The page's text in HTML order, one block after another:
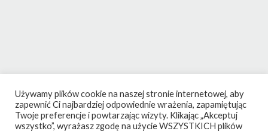
Używamy plików cookie na naszej stronie internetowej, aby
zapewnić Ci najbardziej odpowiednie wrażenia, zapamiętując
Twoje preferencje i powtarzając wizyty. Klikając „Akceptuj
wszystko”, wyrażasz zgodę na użycie WSZYSTKICH plików